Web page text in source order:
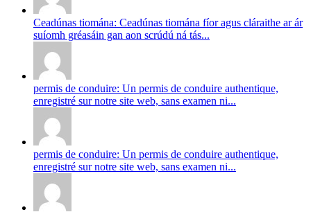
Ceadúnas tiomána: Ceadúnas tiomána fíor agus cláraithe ar ár
suíomh gréasáin gan aon scrúdú ná tás...
permis de conduire: Un permis de conduire authentique,
enregistré sur notre site web, sans examen ni...
permis de conduire: Un permis de conduire authentique,
enregistré sur notre site web, sans examen ni...